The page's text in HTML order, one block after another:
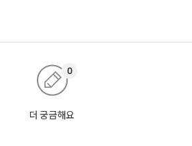
더 궁금해요
0